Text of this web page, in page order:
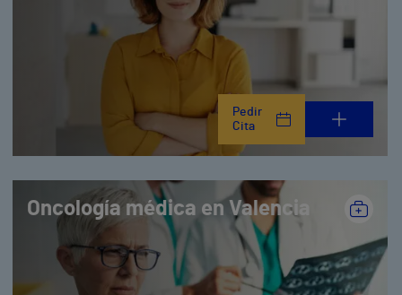
Pedir
Cita
Oncología médica en Valencia